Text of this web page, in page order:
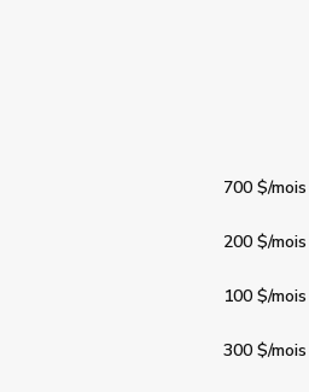
700 $/mois
200 $/mois
100 $/mois
300 $/mois